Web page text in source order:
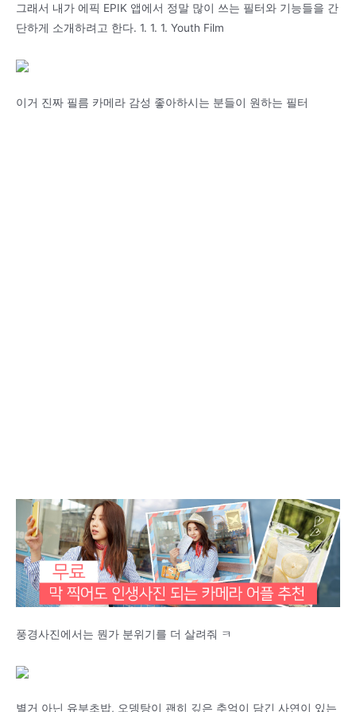
그래서 내가 에픽 EPIK 앱에서 정말 많이 쓰는 필터와 기능들을 간
단하게 소개하려고 한다. 1. 1. 1. Youth Film
이거 진짜 필름 카메라 감성 좋아하시는 분들이 원하는 필터
풍경사진에서는 뭔가 분위기를 더 살려줘 ㅋ
별거 아닌 유부초밥, 오뎅탕이 괜히 깊은 추억이 담긴 사연이 있는